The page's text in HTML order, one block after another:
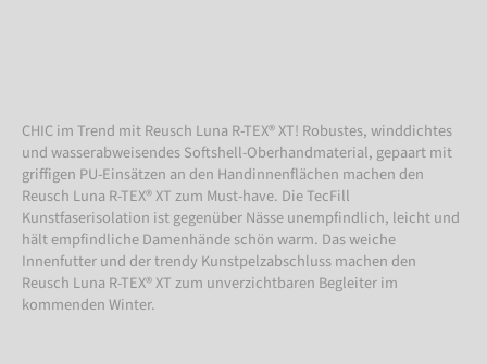
CHIC im Trend mit Reusch Luna R-TEX® XT! Robustes, winddichtes
und wasserabweisendes Softshell-Oberhandmaterial, gepaart mit
griffigen PU-Einsätzen an den Handinnenflächen machen den
Reusch Luna R-TEX® XT zum Must-have. Die TecFill
Kunstfaserisolation ist gegenüber Nässe unempfindlich, leicht und
hält empfindliche Damenhände schön warm. Das weiche
Innenfutter und der trendy Kunstpelzabschluss machen den
Reusch Luna R-TEX® XT zum unverzichtbaren Begleiter im
kommenden Winter.